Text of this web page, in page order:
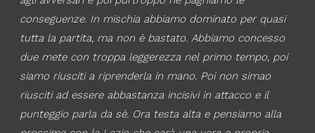
conseguenze. In mischia abbiamo dominato per quasi
tutta la partita, ma non è bastato. Abbiamo concesso
due mete con troppa leggerezza nel primo tempo, poi
siamo riusciti a riprenderla in mano. Poi non simao
riusciti ad essere abbastanza incisivi in attacco e il
punteggio parla da sè. Ora testa alta e pensiamo alla